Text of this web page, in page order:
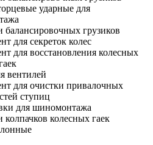
ударные для
грузиков
для секреток колес
для восстановления колесных
вентилей
для очистки привалочных
ступиц
для шиномонтажа
колесных гаек